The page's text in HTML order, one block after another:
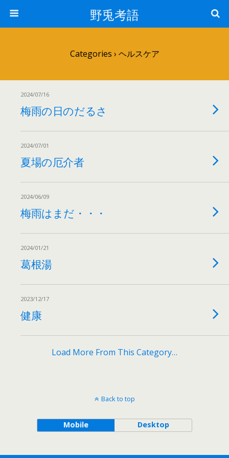
野兎考語
Categories › ヘルスケア
2024/07/16
梅雨の日のだるさ
2024/07/01
夏場の厄介者
2024/06/09
梅雨はまだ・・・
2024/01/21
葛根湯
2023/12/17
健康
Load More From This Category…
Back to top
Mobile Desktop